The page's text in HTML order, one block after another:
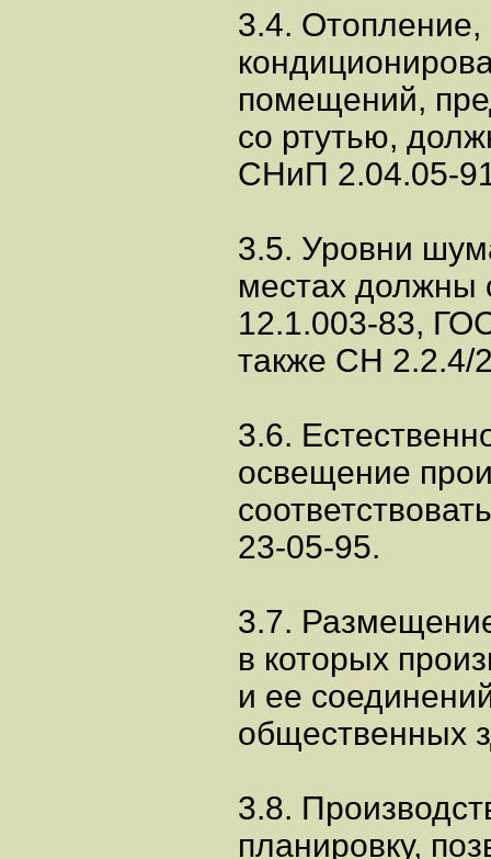
3.4. Отопление,
помещений,
со ртутью,
СНиП 2.04.05-
3.5. Уровни
местах должны
12.1.003-83,
также СН 2.2.4/
3.6.
освещение
23-05-95.
3.7.
в которых
и ее
общественных
3.8.
планировку,